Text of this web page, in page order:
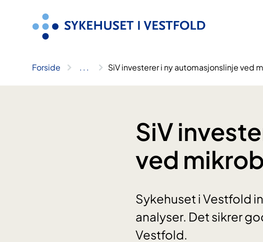
Forside .. . SiV investerer i ny automasjonslinje ved
SiV
ved
Sykehuset i Vestfold
analyser. Det sikrer
Vestfold.